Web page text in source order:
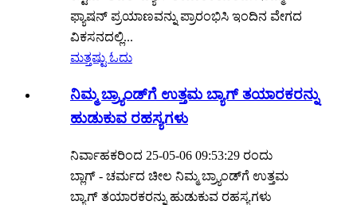
ಫ್ಯಾಷನ್ ಪ್ರಯಾಣವನ್ನು ಪ್ರಾರಂಭಿಸಿ ಇಂದಿನ ವೇಗದ
ವಿಕಸನದಲ್ಲಿ...
ಮತ್ತಷ್ಟು ಓದು
ನಿಮ್ಮ ಬ್ರ್ಯಾಂಡ್‌ಗೆ ಉತ್ತಮ ಬ್ಯಾಗ್ ತಯಾರಕರನ್ನು
ಹುಡುಕುವ ರಹಸ್ಯಗಳು
ನಿರ್ವಾಹಕರಿಂದ 25-05-06 09:53:29 ರಂದು
ಬ್ಲಾಗ್ - ಚರ್ಮದ ಚೀಲ ನಿಮ್ಮ ಬ್ರ್ಯಾಂಡ್‌ಗೆ ಉತ್ತಮ
ಬ್ಯಾಗ್ ತಯಾರಕರನ್ನು ಹುಡುಕುವ ರಹಸ್ಯಗಳು